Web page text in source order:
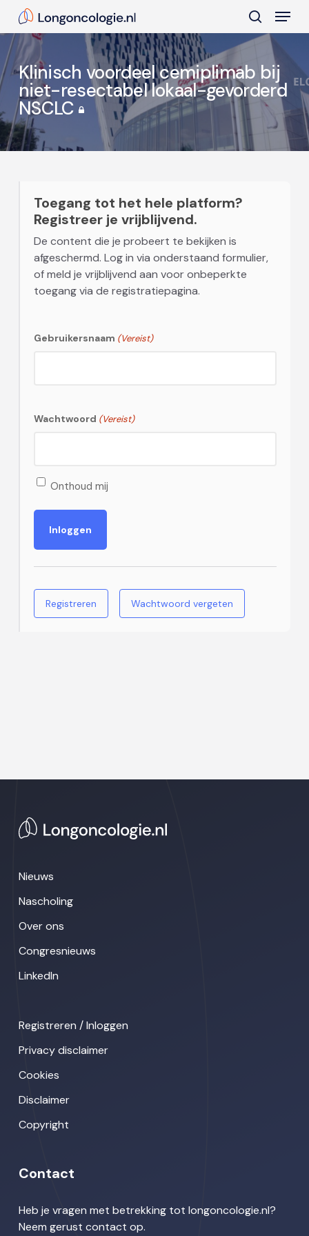
main
content
search
Menu
Klinisch voordeel cemiplimab bij
niet-resectabel lokaal-gevorderd
NSCLC
Toegang tot het hele platform?
Registreer je vrijblijvend.
De content die je probeert te bekijken is
afgeschermd. Log in via onderstaand formulier,
of meld je vrijblijvend aan voor onbeperkte
toegang via de registratiepagina.
Gebruikersnaam (Vereist)
Wachtwoord (Vereist)
Onthoud mij
Registreren Wachtwoord vergeten
Nieuws
Nascholing
Over ons
Congresnieuws
LinkedIn
Registreren / Inloggen
Privacy disclaimer
Cookies
Disclaimer
Copyright
Contact
Heb je vragen met betrekking tot longoncologie.nl?
Neem gerust contact op.
Close
Menu